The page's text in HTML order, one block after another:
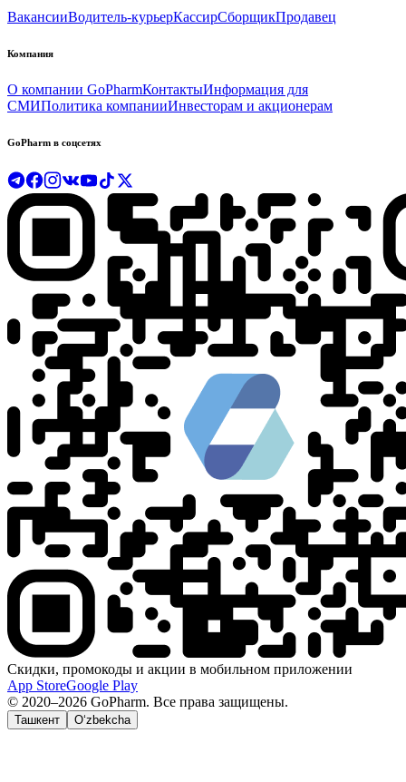
ВакансииВодитель-курьерКассирСборщикПродавец
Компания
О компании GoPharmКонтактыИнформация для
СМИПолитика компанииИнвесторам и акционерам
GoPharm в соцсетях
Скидки, промокоды и акции в мобильном приложении
App StoreGoogle Play
© 2020–2026 GoPharm. Все права защищены.
Ташкент O‘zbekcha